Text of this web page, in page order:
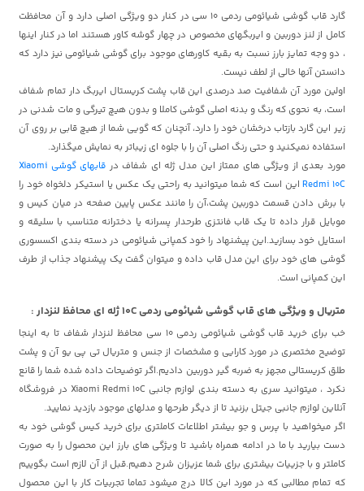
گارد قاب گوشی شیائومی ردمی 10 سی
در کنار دو ویژگی اصلی دارد و آن محافظت
کامل از لنز دوربین و ایربگهای مخصوص در چهار گوشه کاور هستند اما در کنار اینها
، دو وجه تمایز بارز نسبت به بقیه کاورهای موجود برای گوشی شیائومی نیز دارد که
دانستن آنها خالی از لطف نیست.
اولین مورد آن شفافیت صد درصدی این قاب پشت کریستال ایربگ دار تمام شفاف
است، به نحوی که رنگ و بدنه اصلی گوشی کاملا و بدون هیچ تیرگی و مات شدنی در
زیر این گارد بازتاب درخشان خود را دارد، آنچنان که گویی شما از هیچ قابی بر روی آن
استفاده نمیکنید و حتی رنگ اصلی آن را با جلوه ای زیباتر به نمایش میگذارد.
مورد بعدی از ویژگی های ممتاز این مدل ژله ای شفاف در
قابهای گوشی Xiaomi
Redmi 10Cاین است که شما میتوانید به راحتی یک عکس یا استیکر دلخواه خود را
با برش دادن قسمت دوربین پشت،آن را مانند عکس پایین صفحه در میان کیس و
موبایل قرار داده تا یک قاب فانتزی طرحدار پسرانه یا دخترانه متناسب با سلیقه و
استایل خود بسازید.این پیشنهاد را خود کمپانی شیائومی در دسته بندی اکسسوری
گوشی های خود برای این مدل قاب داده و میتوان گفت یک پیشنهاد جذاب از طرف
این کمپانی است.
متریال و ویژگی های قاب گوشی شیائومی ردمی 10C ژله ای محافظ لنزدار :
خب برای خرید قاب گوشی شیائومی ردمی 10 سی محافظ لنزدار شفاف تا به اینجا
توضیح مختصری در مورد کارایی و مشخصات از جنس و متریال تی پی یو آن و پشت
طلق کریستالی مجهز به ضربه گیر دوربین دادیم.اگر توضیحات داده شده شما را قانع
نکرد ، میتوانید سری به دسته بندی لوازم جانبی Xiaomi Redmi 10C در فروشگاه
آنلاین لوازم جانبی جیتل بزنید تا از دیگر طرحها و مدلهای موجود بازدید نمایید.
اگر میخواهید با پرس و جو بیشتر اطلاعات کاملتری برای خرید کیس گوشی خود به
دست بیارید با ما در ادامه همراه باشید تا ویژگی های بارز این محصول را به صورت
کاملتر و با جزییات بیشتری برای شما عزیزان شرح دهیم.قبل از آن لازم است بگوییم
که تمام مطالبی که در مورد این کالا درج میشود تماما تجربیات کار با این محصول